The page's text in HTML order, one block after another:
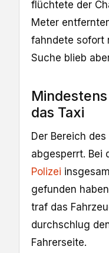
flüchtete der
Meter
fahndete sofort
Suche blieb
das Taxi
Der Bereich
abgesperrt. Bei
Polizei
gefunden
traf das
durchschlug
Fahrerseite.